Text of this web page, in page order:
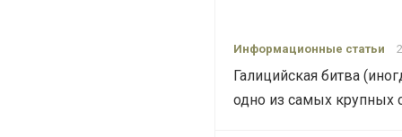
Информационные статьи
Галицийская битва
одно из самых